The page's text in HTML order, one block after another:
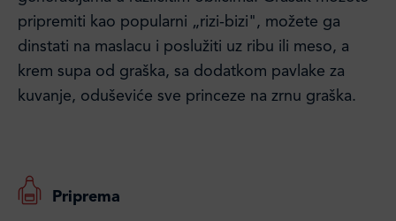
pripremiti kao popularni „rizi-bizi", možete ga
dinstati na maslacu i poslužiti uz ribu ili meso, a
krem supa od graška, sa dodatkom pavlake za
kuvanje, oduševiće sve princeze na zrnu graška.
Priprema